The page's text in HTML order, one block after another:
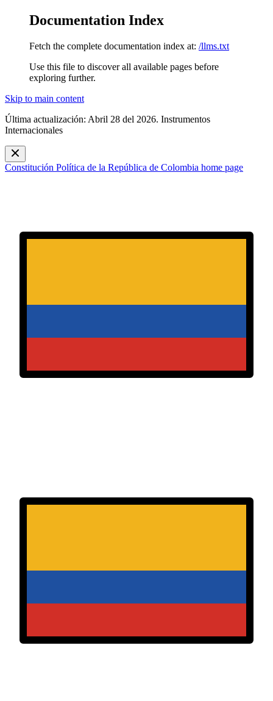
Documentation Index
Fetch the complete documentation index at: /llms.txt
Use this file to discover all available pages before
exploring further.
Skip to main content
Última actualización: Abril 28 del 2026. Instrumentos
Internacionales
Constitución Política de la República de Colombia home page